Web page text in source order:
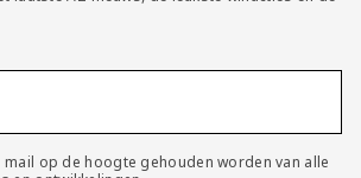
mail op de hoogte gehouden worden van alle